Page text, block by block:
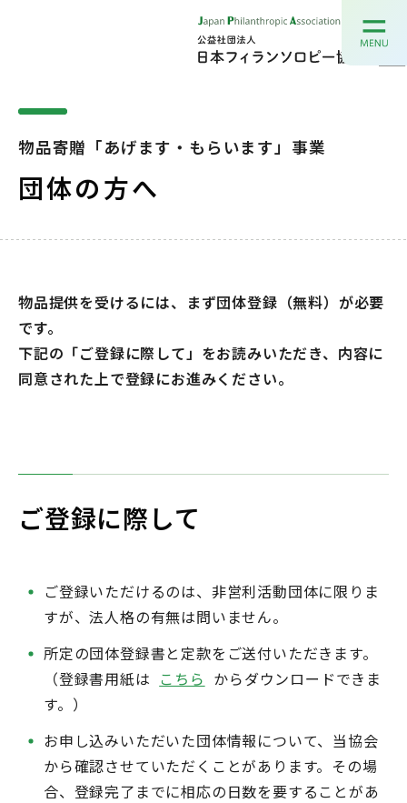
物品寄贈「あげます・もらいます」事業
団体の方へ
物品提供を受けるには、まず団体登録（無料）が必要
です。
下記の「ご登録に際して」をお読みいただき、内容に
同意された上で登録にお進みください。
ご登録に際して
ご登録いただけるのは、非営利活動団体に限りま
すが、法人格の有無は問いません。
所定の団体登録書と定款をご送付いただきます。
（登録書用紙は こちら からダウンロードできま
す。）
お申し込みいただいた団体情報について、当協会
から確認させていただくことがあります。その場
合、登録完了までに相応の日数を要することがあ